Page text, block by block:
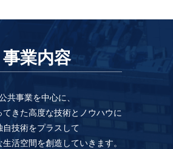
事業内容
共事業を中心に、
てきた高度な技術とノウハウに
自技術をプラスして
活空間を創造していきます。